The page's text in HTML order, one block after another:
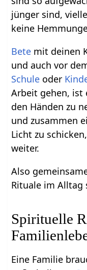
jünger sind,
keine
Bete mit deinen
und auch vor
Schule oder
Arbeit gehen, ist
den Händen zu
und zusammen
Licht zu
weiter.
Also
Rituale im Alltag
Spirituelle
Eine Familie